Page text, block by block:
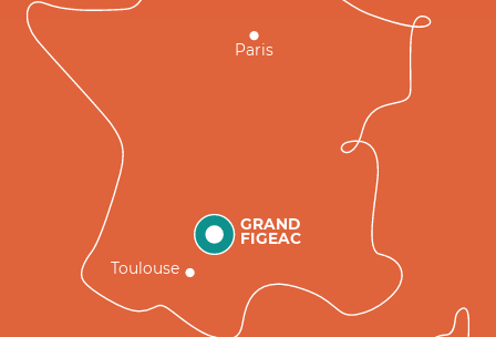
GRAND
FIGEAC
Toulouse
Paris